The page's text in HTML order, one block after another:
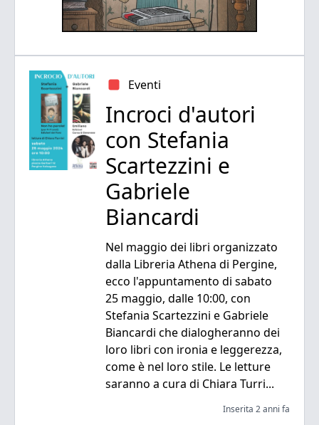
Eventi
Incroci d'autori
con Stefania
Scartezzini e
Gabriele
Biancardi
Nel maggio dei libri organizzato
dalla Libreria Athena di Pergine,
ecco l'appuntamento di sabato
25 maggio, dalle 10:00, con
Stefania Scartezzini e Gabriele
Biancardi che dialogheranno dei
loro libri con ironia e leggerezza,
come è nel loro stile. Le letture
saranno a cura di Chiara Turri...
Inserita 2 anni fa